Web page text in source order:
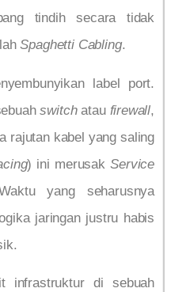
tindih secara tidak
Spaghetti Cabling.
label port.
switchatau firewall,
rajutan kabel yang saling
) ini merusakService
yang seharusnya
jaringan justru habis
infrastruktur di sebuah